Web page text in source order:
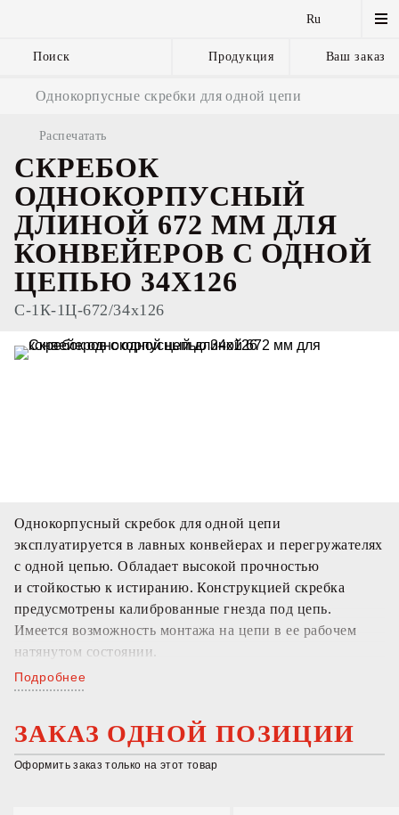
Ru
Поиск Продукция
и комплектующие
Ваш заказ
Однокорпусные скребки для одной цепи
Распечатать
СКРЕБОК
ОДНОКОРПУСНЫЙ
ДЛИНОЙ 672 ММ ДЛЯ
КОНВЕЙЕРОВ С ОДНОЙ
ЦЕПЬЮ 34Х126
С-1К-1Ц-672/34х126
Однокорпусный скребок для одной цепи
эксплуатируется в лавных конвейерах и перегружателях
с одной цепью. Обладает высокой прочностью
и стойкостью к истиранию. Конструкцией скребка
предусмотрены калиброванные гнезда под цепь.
Имеется возможность монтажа на цепи в ее рабочем
натянутом состоянии.
Подробнее
ЗАКАЗ ОДНОЙ ПОЗИЦИИ
Оформить заказ только на этот товар